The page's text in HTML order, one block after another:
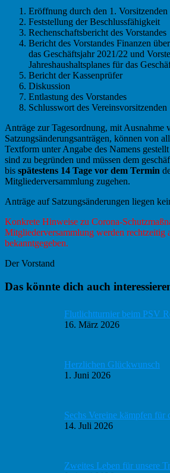
Eröffnung durch den 1. Vorsitzenden
Feststellung der Beschlussfähigkeit
Rechenschaftsbericht des Vorstandes
Bericht des Vorstandes Finanzen
das Geschäftsjahr 2021/22 und
Jahreshaushaltsplanes für das
Bericht der Kassenprüfer
Diskussion
Entlastung des Vorstandes
Schlusswort des Vereinsvorsitzenden
Anträge zur Tagesordnung, mit Ausnahme
Satzungsänderungsanträgen, können von
Textform unter Angabe des Namens
sind zu begründen und müssen dem
bis spätestens 14 Tage vor dem Termin
Mitgliederversammlung zugehen.
Anträge auf Satzungsänderungen liegen
Konkrete Hinweise zu Corona-
Mitgliederversammlung werden rechtzeitig
bekanntgegeben.
Der Vorstand
Haupt-
Das könnte dich auch
Flutlichtturnier beim PSV
16. März 2026
Herzlichen Glückwunsch
1. Juni 2026
Sechs Vereine kämpfen für
14. Juli 2026
Zweites Leben für unsere